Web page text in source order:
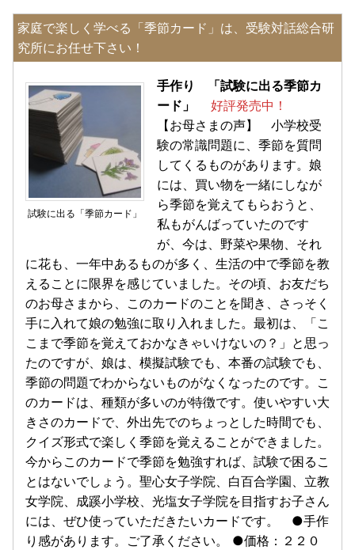
家庭で楽しく学べる「季節カード」は、受験対話総合研
究所にお任せ下さい！
試験に出る「季節カード」
手作り 「試験に出る季節カ
ード」 好評発売中！
【お母さまの声】 小学校受
験の常識問題に、季節を質問
してくるものがあります。娘
には、買い物を一緒にしなが
ら季節を覚えてもらおうと、
私もがんばっていたのです
が、今は、野菜や果物、それ
に花も、一年中あるものが多く、生活の中で季節を教
えることに限界を感じていました。その頃、お友だち
のお母さまから、このカードのことを聞き、さっそく
手に入れて娘の勉強に取り入れました。最初は、「こ
こまで季節を覚えておかなきゃいけないの？」と思っ
たのですが、娘は、模擬試験でも、本番の試験でも、
季節の問題でわからないものがなくなったのです。こ
のカードは、種類が多いのが特徴です。使いやすい大
きさのカードで、外出先でのちょっとした時間でも、
クイズ形式で楽しく季節を覚えることができました。
今からこのカードで季節を勉強すれば、試験で困るこ
とはないでしょう。聖心女子学院、白百合学園、立教
女学院、成蹊小学校、光塩女子学院を目指すお子さん
には、ぜひ使っていただきたいカードです。 ●手作
り感があります。ご了承ください。 ●価格：２２０